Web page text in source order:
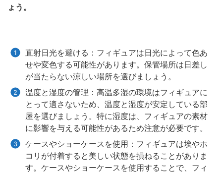
ょう。
直射日光を避ける：フィギュアは日光によって色あ
せや変色する可能性があります。保管場所は日差し
が当たらない涼しい場所を選びましょう。
温度と湿度の管理：高温多湿の環境はフィギュアに
とって適さないため、温度と湿度が安定している部
屋を選びましょう。特に湿度は、フィギュアの素材
に影響を与える可能性があるため注意が必要です。
ケースやショーケースを使用：フィギュアは埃やホ
コリが付着すると美しい状態を損ねることがありま
す。ケースやショーケースを使用することで、フィ